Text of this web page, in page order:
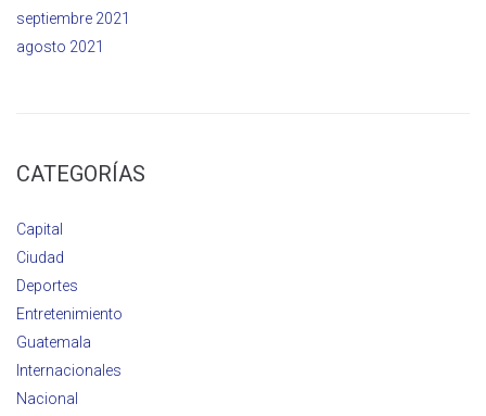
septiembre 2021
agosto 2021
CATEGORÍAS
Capital
Ciudad
Deportes
Entretenimiento
Guatemala
Internacionales
Nacional